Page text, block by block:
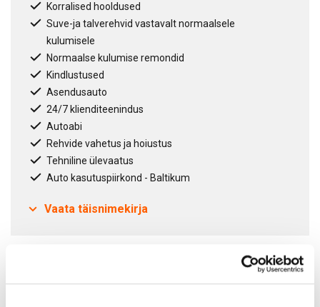
Korralised hooldused
Suve-ja talverehvid vastavalt normaalsele
kulumisele
Normaalse kulumise remondid
Kindlustused
Asendusauto
24/7 klienditeenindus
Autoabi
Rehvide vahetus ja hoiustus
Tehniline ülevaatus
Auto kasutuspiirkond - Baltikum
Vaata täisnimekirja
12 kuud